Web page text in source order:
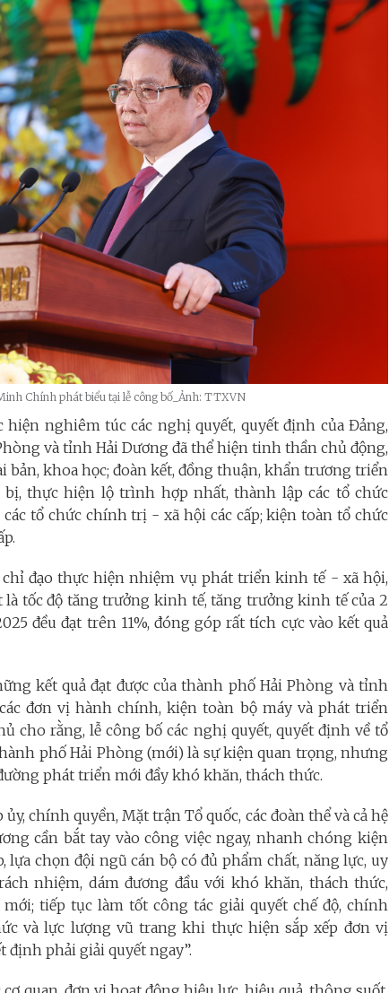
Chính phát biểu tại lễ công bố_Ảnh: TTXVN
nghiêm túc các nghị quyết, quyết định của Đảng,
và tỉnh Hải Dương đã thể hiện tinh thần chủ động,
bản, khoa học; đoàn kết, đồng thuận, khẩn trương triển
thực hiện lộ trình hợp nhất, thành lập các tổ chức
tổ chức chính trị - xã hội các cấp; kiện toàn tổ chức
đạo thực hiện nhiệm vụ phát triển kinh tế - xã hội,
là tốc độ tăng trưởng kinh tế, tăng trưởng kinh tế của 2
đều đạt trên 11%, đóng góp rất tích cực vào kết quả
kết quả đạt được của thành phố Hải Phòng và tỉnh
đơn vị hành chính, kiện toàn bộ máy và phát triển
cho rằng, lễ công bố các nghị quyết, quyết định về tổ
phố Hải Phòng (mới) là sự kiện quan trọng, nhưng
phát triển mới đầy khó khăn, thách thức.
chính quyền, Mặt trận Tổ quốc, các đoàn thể và cả hệ
cần bắt tay vào công việc ngay, nhanh chóng kiện
lựa chọn đội ngũ cán bộ có đủ phẩm chất, năng lực, uy
nhiệm, dám đương đầu với khó khăn, thách thức,
tiếp tục làm tốt công tác giải quyết chế độ, chính
và lực lượng vũ trang khi thực hiện sắp xếp đơn vị
phải giải quyết ngay”.